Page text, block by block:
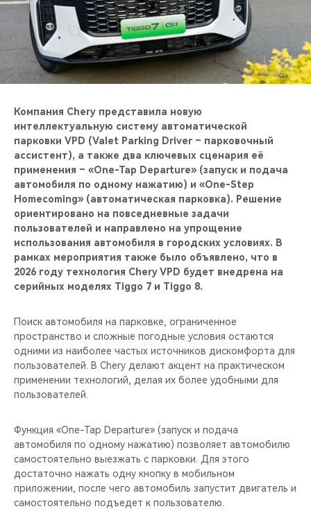
CHERY И СПОРТ
НАШИ МЕРОПРИЯТИЯ
ВИДЕООБЗОРЫ
CHERY ДЛЯ ДЕТЕЙ
Компания Chery представила новую
интеллектуальную систему автоматической
парковки VPD (Valet Parking Driver – парковочный
ассистент), а также два ключевых сценария её
применения – «One-Tap Departure» (запуск и подача
автомобиля по одному нажатию) и «One-Step
Homecoming» (автоматическая парковка). Решение
ориентировано на повседневные задачи
пользователей и направлено на упрощение
использования автомобиля в городских условиях. В
рамках мероприятия также было объявлено, что в
2026 году технология Chery VPD будет внедрена на
серийных моделях Tiggo 7 и Tiggo 8.
Поиск автомобиля на парковке, ограниченное
пространство и сложные погодные условия остаются
одними из наиболее частых источников дискомфорта для
пользователей. В Chery делают акцент на практическом
применении технологий, делая их более удобными для
пользователей.
Функция «One-Tap Departure» (запуск и подача
автомобиля по одному нажатию) позволяет автомобилю
самостоятельно выезжать с парковки. Для этого
достаточно нажать одну кнопку в мобильном
приложении, после чего автомобиль запустит двигатель и
самостоятельно подъедет к пользователю.